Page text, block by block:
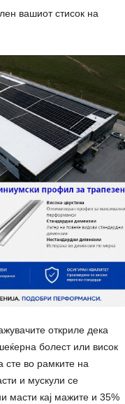
вашиот стисок на
откриле дека
болест или висок
сте во рамките на
и мускули се
масти кај мажите и 35%